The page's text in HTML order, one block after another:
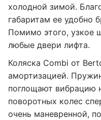
холодной зимой.
габаритам ее удобно
Помимо этого, узкое
любые двери лифта.
Коляска Combi от
амортизацией.
поглощают вибрацию
поворотных колес
очень маневренной,